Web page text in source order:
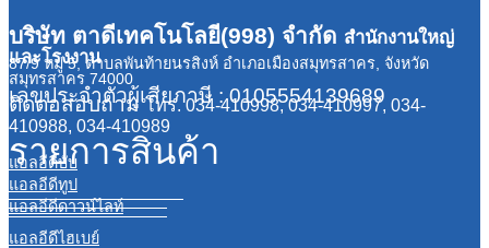
บริษัท ตาดีเทคโนโลยี(998) จำกัด สำนักงานใหญ่
และโรงงาน
87/9 หมู่ 5, ตำบลพันท้ายนรสิงห์ อำเภอเมืองสมุทรสาคร, จังหวัด
สมุทรสาคร 74000
เลขประจำตัวผู้เสียภาษี : 0105554139689
ติดต่อสอบถามโทร. 034-410998, 034-410997, 034-
410988, 034-410989
รายการสินค้า
แอลอีดีบับ
แอลอีดีทูป
แอลอีดีดาวน์ไลท์
แอลอีดีไฮเบย์